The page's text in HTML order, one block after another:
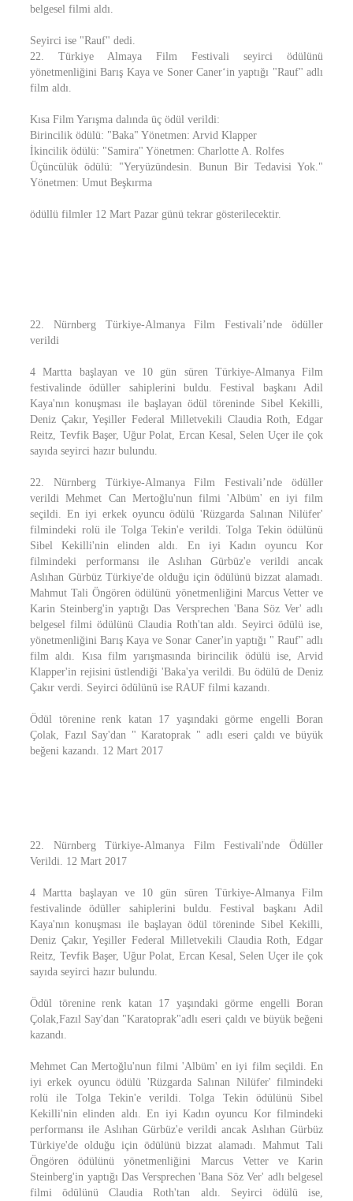
belgesel filmi aldı.
Seyirci ise "Rauf" dedi.
22. Türkiye Almaya Film Festivali seyirci ödülünü
yönetmenliğini Barış Kaya ve Soner Caner‘in yaptığı "Rauf" adlı
film aldı.
Kısa Film Yarışma dalında üç ödül verildi:
Birincilik ödülü: "Baka" Yönetmen: Arvid Klapper
İkincilik ödülü: "Samira" Yönetmen: Charlotte A. Rolfes
Üçüncülük ödülü: "Yeryüzündesin. Bunun Bir Tedavisi Yok."
Yönetmen: Umut Beşkırma
ödüllü filmler 12 Mart Pazar günü tekrar gösterilecektir.
22. Nürnberg Türkiye-Almanya Film Festivali’nde ödüller
verildi
4 Martta başlayan ve 10 gün süren Türkiye-Almanya Film
festivalinde ödüller sahiplerini buldu. Festival başkanı Adil
Kaya'nın konuşması ile başlayan ödül töreninde Sibel Kekilli,
Deniz Çakır, Yeşiller Federal Milletvekili Claudia Roth, Edgar
Reitz, Tevfik Başer, Uğur Polat, Ercan Kesal, Selen Uçer ile çok
sayıda seyirci hazır bulundu.
22. Nürnberg Türkiye-Almanya Film Festivali’nde ödüller
verildi Mehmet Can Mertoğlu'nun filmi 'Albüm' en iyi film
seçildi. En iyi erkek oyuncu ödülü 'Rüzgarda Salınan Nilüfer'
filmindeki rolü ile Tolga Tekin'e verildi. Tolga Tekin ödülünü
Sibel Kekilli'nin elinden aldı. En iyi Kadın oyuncu Kor
filmindeki performansı ile Aslıhan Gürbüz'e verildi ancak
Aslıhan Gürbüz Türkiye'de olduğu için ödülünü bizzat alamadı.
Mahmut Tali Öngören ödülünü yönetmenliğini Marcus Vetter ve
Karin Steinberg'in yaptığı Das Versprechen 'Bana Söz Ver' adlı
belgesel filmi ödülünü Claudia Roth'tan aldı. Seyirci ödülü ise,
yönetmenliğini Barış Kaya ve Sonar Caner'in yaptığı " Rauf" adlı
film aldı. Kısa film yarışmasında birincilik ödülü ise, Arvid
Klapper'in rejisini üstlendiği 'Baka'ya verildi. Bu ödülü de Deniz
Çakır verdi. Seyirci ödülünü ise RAUF filmi kazandı.
Ödül törenine renk katan 17 yaşındaki görme engelli Boran
Çolak, Fazıl Say'dan " Karatoprak " adlı eseri çaldı ve büyük
beğeni kazandı. 12 Mart 2017
22. Nürnberg Türkiye-Almanya Film Festivali'nde Ödüller
Verildi. 12 Mart 2017
4 Martta başlayan ve 10 gün süren Türkiye-Almanya Film
festivalinde ödüller sahiplerini buldu. Festival başkanı Adil
Kaya'nın konuşması ile başlayan ödül töreninde Sibel Kekilli,
Deniz Çakır, Yeşiller Federal Milletvekili Claudia Roth, Edgar
Reitz, Tevfik Başer, Uğur Polat, Ercan Kesal, Selen Uçer ile çok
sayıda seyirci hazır bulundu.
Ödül törenine renk katan 17 yaşındaki görme engelli Boran
Çolak,Fazıl Say'dan "Karatoprak"adlı eseri çaldı ve büyük beğeni
kazandı.
Mehmet Can Mertoğlu'nun filmi 'Albüm' en iyi film seçildi. En
iyi erkek oyuncu ödülü 'Rüzgarda Salınan Nilüfer' filmindeki
rolü ile Tolga Tekin'e verildi. Tolga Tekin ödülünü Sibel
Kekilli'nin elinden aldı. En iyi Kadın oyuncu Kor filmindeki
performansı ile Aslıhan Gürbüz'e verildi ancak Aslıhan Gürbüz
Türkiye'de olduğu için ödülünü bizzat alamadı. Mahmut Tali
Öngören ödülünü yönetmenliğini Marcus Vetter ve Karin
Steinberg'in yaptığı Das Versprechen 'Bana Söz Ver' adlı belgesel
filmi ödülünü Claudia Roth'tan aldı. Seyirci ödülü ise,